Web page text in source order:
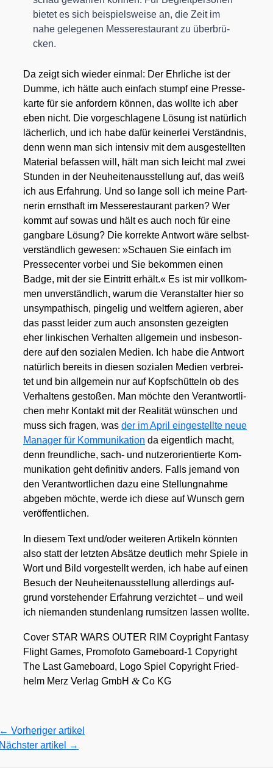
bie­tet es sich bei­spiels­wei­se an, die Zeit im
nahe gele­ge­nen Mes­se­re­stau­rant zu über­brü­
cken.
Da zeigt sich wie­der ein­mal: Der Ehr­li­che ist der
Dum­me, ich hät­te auch ein­fach stumpf eine Pres­se­
kar­te für sie anfor­dern kön­nen, das woll­te ich aber
eben nicht. Die vor­ge­schla­ge­ne Lösung ist natür­lich
lächer­lich, und ich habe dafür kei­ner­lei Ver­ständ­nis,
denn wenn man sich inten­siv mit dem aus­ge­stell­ten
Mate­ri­al befas­sen will, hält man sich leicht mal zwei
Stun­den in der Neu­hei­ten­aus­stel­lung auf, das weiß
ich aus Erfah­rung. Und so lan­ge soll ich mei­ne Part­
ne­rin ernst­haft im Mes­se­re­stau­rant par­ken? Wer
kommt auf sowas und hält es auch noch für eine
gang­ba­re Lösung? Die kor­rek­te Ant­wort wäre selbst­
ver­ständ­lich gewe­sen: »Schau­en Sie ein­fach im
Pres­se­cen­ter vor­bei und Sie bekom­men einen
Badge, mit der sie Ein­tritt erhält.« Es ist mir voll­kom­
men unver­ständ­lich, war­um die Ver­an­stal­ter hier so
unsym­pa­thisch, pin­ge­lig und welt­fern agie­ren, aber
das passt lei­der zum auch ansons­ten gezeig­ten
eher lin­ki­schen Ver­hal­ten all­ge­mein und ins­be­son­
de­re auf den sozia­len Medi­en. Ich habe die Ant­wort
natür­lich bereits in die­sen sozia­len Medi­en ver­brei­
tet und bin all­ge­mein nur auf Kopf­schüt­teln ob des
Ver­hal­tens gesto­ßen. Man möch­te den Ver­ant­wort­li­
chen mehr Kon­takt mit der Rea­li­tät wün­schen und
muss sich fra­gen, was der im April ein­ge­stell­te neue
Mana­ger für Kom­mu­ni­ka­ti­on da eigent­lich macht,
denn freund­li­che, sach- und nut­zer­ori­en­tier­te Kom­
mu­ni­ka­ti­on geht defi­ni­tiv anders. Falls jemand von
den Ver­ant­wort­li­chen dazu eine Stel­lung­nah­me
abge­ben möch­te, wer­de ich die­se auf Wunsch gern
ver­öf­fent­li­chen.
In die­sem Text und/​oder wei­te­ren Arti­keln könn­ten
also statt der letz­ten Absät­ze deut­lich mehr Spie­le in
Wort und Bild vor­ge­stellt wer­den, ich habe auf einen
Besuch der Neu­hei­ten­aus­stel­lung aller­dings auf­
grund vor­ste­hen­der Erfah­rung ver­zich­tet – und weil
ich nie­man­den stun­den­lang rum­sit­zen las­sen woll­te.
Cover STAR WARS OUTER RIM Coyp­right Fan­ta­sy
Flight Games, Pro­mo­fo­to Gameboard‑1 Copy­right
The Last Game­board, Logo Spiel Copy­right Fried­
helm Merz Ver­lag GmbH & Co KG
Vorheriger artikel
artikel
→